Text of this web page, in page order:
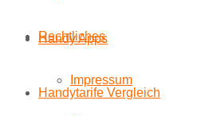
Rechtliches
Impressum
Handy Apps
Handytarife Vergleich